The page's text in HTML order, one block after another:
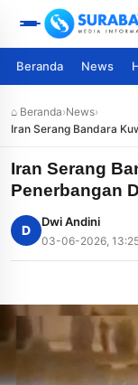
Beranda News
⌂ Beranda›News›
Iran Serang Bandara
Iran Serang
Penerbangan
D
Dwi Andini
03-06-2026,